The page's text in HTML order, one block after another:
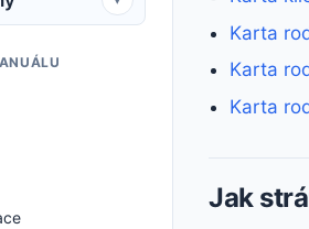
Karta
Karta
Karta
Jak